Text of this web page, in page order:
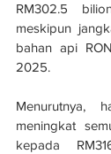
RM302.5
meskipun
bahan api
2025.
Menurutnya,
meningkat
kepada